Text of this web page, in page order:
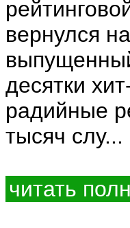
вернулся
десятки
радийные
тысяч слу...
читать